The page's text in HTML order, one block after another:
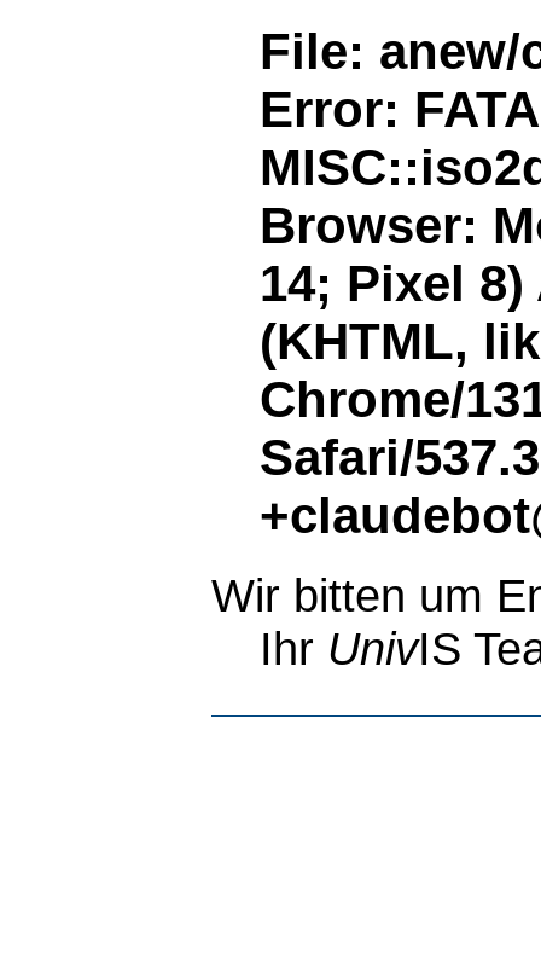
File: anew/
Error:
Browser:
14; Pixel
(KHTML,
Chrome/
Safari/
Wir bitten um
Ihr UnivIS